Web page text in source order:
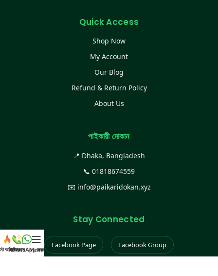
Quick Access
Shop Now
My Account
Our Blog
Refund & Return Policy
About Us
পাইকারী দোকান
📍 Dhaka, Bangladesh
📞 01818674559
✉️ info@paikaridokan.xyz
Stay Connected
Facebook Page Facebook Group
আইটেম
কল করুন
WhatsApp করুন
Menu